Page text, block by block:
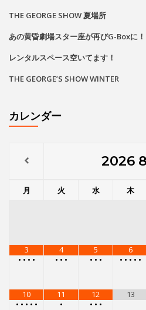
THE GEORGE SHOW 夏場所
あの黄昏劇場スター座が再びG-Boxに！
レンタルスペース空いてます！
THE GEORGE’S SHOW WINTER
カレンダー
2026
月 火 水 木
3
• • • •
4
• • •
5
• • •
6
• • • • •
10
• • • • •
11
•
12
• • •
13